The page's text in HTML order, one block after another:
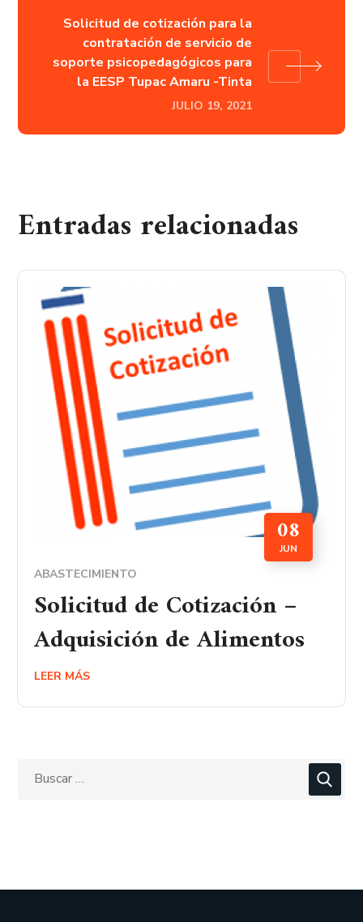
Solicitud de cotización para la
contratación de servicio de
soporte psicopedagógicos para
la EESP Tupac Amaru -Tinta
JULIO 19, 2021
Entradas relacionadas
08
JUN
ABASTECIMIENTO
Solicitud de Cotización –
Adquisición de Alimentos
LEER MÁS